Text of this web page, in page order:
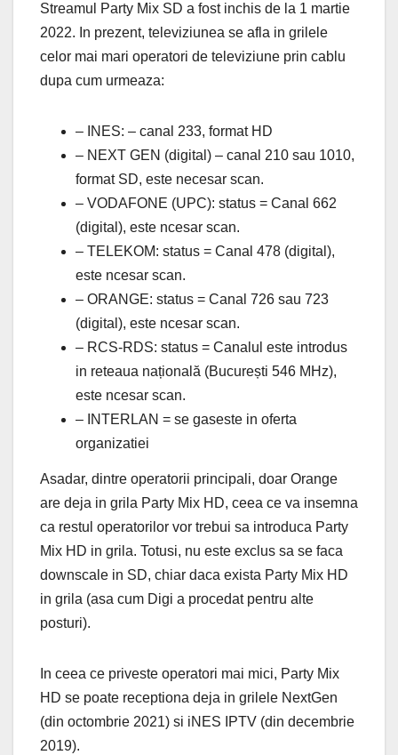
Streamul Party Mix SD a fost inchis de la 1 martie
2022. In prezent, televiziunea se afla in grilele
celor mai mari operatori de televiziune prin cablu
dupa cum urmeaza:
– INES: – canal 233, format HD
– NEXT GEN (digital) – canal 210 sau 1010,
format SD, este necesar scan.
– VODAFONE (UPC): status = Canal 662
(digital), este ncesar scan.
– TELEKOM: status = Canal 478 (digital),
este ncesar scan.
– ORANGE: status = Canal 726 sau 723
(digital), este ncesar scan.
– RCS-RDS: status = Canalul este introdus
in reteaua națională (București 546 MHz),
este ncesar scan.
– INTERLAN = se gaseste in oferta
organizatiei
Asadar, dintre operatorii principali, doar Orange
are deja in grila Party Mix HD, ceea ce va insemna
ca restul operatorilor vor trebui sa introduca Party
Mix HD in grila. Totusi, nu este exclus sa se faca
downscale in SD, chiar daca exista Party Mix HD
in grila (asa cum Digi a procedat pentru alte
posturi).
In ceea ce priveste operatori mai mici, Party Mix
HD se poate receptiona deja in grilele NextGen
(din octombrie 2021) si iNES IPTV (din decembrie
2019).